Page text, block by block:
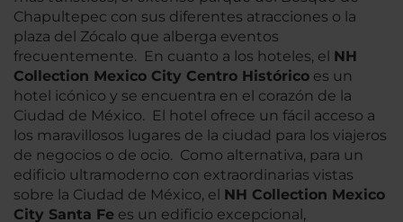
Chapultepec con sus diferentes atracciones o la
plaza del Zócalo que alberga eventos
frecuentemente. En cuanto a los hoteles, el NH
Collection Mexico City Centro Histórico es un
hotel icónico y se encuentra en el corazón de la
Ciudad de México. El hotel ofrece un fácil acceso a
los maravillosos lugares de la ciudad para los viajeros
de negocios o de ocio. Como alternativa, para un
edificio ultramoderno con extraordinarias vistas
sobre la Ciudad de México, el NH Collection Mexico
City Santa Fe es un edificio excepcional,